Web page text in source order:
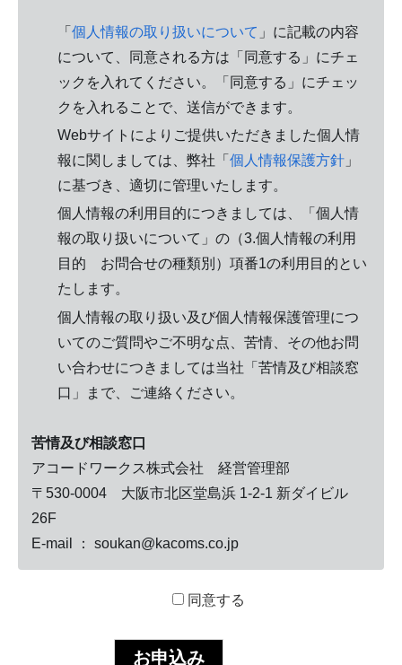
「個人情報の取り扱いについて 」に記載の内容
について、同意される方は「同意する」にチェ
ックを入れてください。「同意する」にチェッ
クを入れることで、送信ができます。
Webサイトによりご提供いただきました個人情
報に関しましては、弊社「個人情報保護方針 」
に基づき、適切に管理いたします。
個人情報の利用目的につきましては、「個人情
報の取り扱いについて」の（3.個人情報の利用
目的 お問合せの種類別）項番1の利用目的とい
たします。
個人情報の取り扱い及び個人情報保護管理につ
いてのご質問やご不明な点、苦情、その他お問
い合わせにつきましては当社「苦情及び相談窓
口」まで、ご連絡ください。
苦情及び相談窓口
アコードワークス株式会社 経営管理部
〒530-0004 大阪市北区堂島浜 1-2-1 新ダイビル
26F
E-mail ： soukan@kacoms.co.jp
同意する